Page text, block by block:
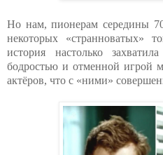
Но нам, пионерам середины
некоторых «странноватых»
история настолько
бодростью и отменной игрой
актёров, что с «ними»